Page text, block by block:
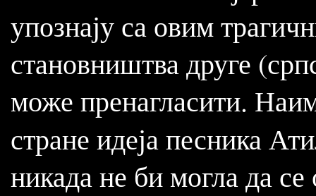
упознају са овим
становништва друге
може пренагласити.
стране идеја песника
никада не би могла да се